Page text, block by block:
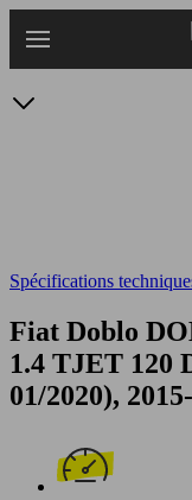
au
Spécifications
Fiat Doblo
1.4 TJET 120
01/2020),